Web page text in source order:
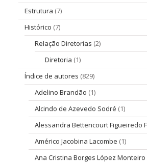
Estrutura (7)
Histórico (7)
Relação Diretorias (2)
Diretoria (1)
Índice de autores (829)
Adelino Brandão (1)
Alcindo de Azevedo Sodré (1)
Alessandra Bettencourt Figueiredo
Américo Jacobina Lacombe (1)
Ana Cristina Borges López Monteiro